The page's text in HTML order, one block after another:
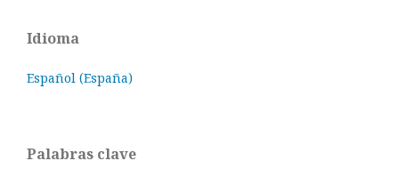
Idioma
Español (España)
Palabras clave